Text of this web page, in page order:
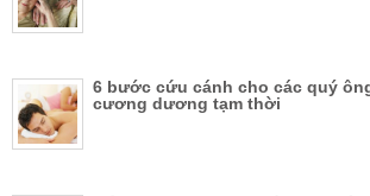
6 bước cứu cánh cho các quý
cương dương tạm thời